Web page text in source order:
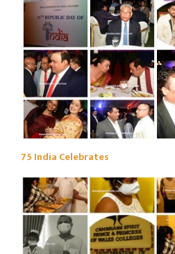
75 India Celebrates